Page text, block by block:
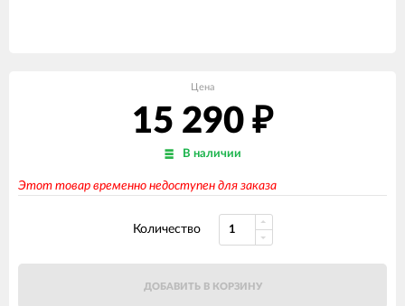
Цена
15 290 ₽
В наличии
Этот товар временно недоступен для заказа
Количество
ДОБАВИТЬ В КОРЗИНУ